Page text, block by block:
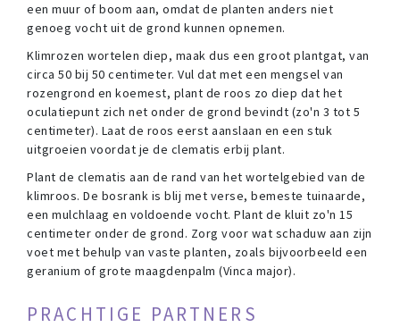
een muur of boom aan, omdat de planten anders niet
genoeg vocht uit de grond kunnen opnemen.
Klimrozen wortelen diep, maak dus een groot plantgat, van
circa 50 bij 50 centimeter. Vul dat met een mengsel van
rozengrond en koemest, plant de roos zo diep dat het
oculatiepunt zich net onder de grond bevindt (zo'n 3 tot 5
centimeter). Laat de roos eerst aanslaan en een stuk
uitgroeien voordat je de clematis erbij plant.
Plant de clematis aan de rand van het wortelgebied van de
klimroos. De bosrank is blij met verse, bemeste tuinaarde,
een mulchlaag en voldoende vocht. Plant de kluit zo'n 15
centimeter onder de grond. Zorg voor wat schaduw aan zijn
voet met behulp van vaste planten, zoals bijvoorbeeld een
geranium of grote maagdenpalm (Vinca major).
PRACHTIGE PARTNERS